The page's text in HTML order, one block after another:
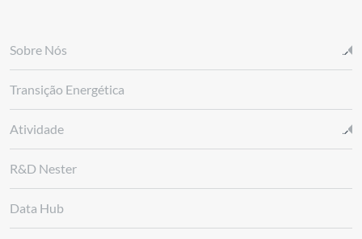
Sobre Nós
Transição Energética
Atividade
R&D Nester
Data Hub